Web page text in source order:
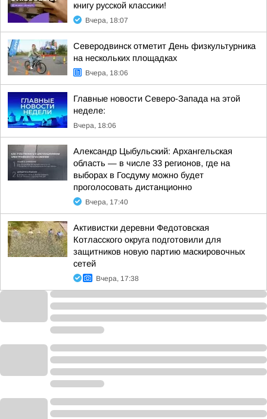
книгу русской классики!
Вчера, 18:07
Северодвинск отметит День физкультурника
на нескольких площадках
Вчера, 18:06
Главные новости Северо-Запада на этой
неделе:
Вчера, 18:06
Александр Цыбульский: Архангельская
область — в числе 33 регионов, где на
выборах в Госдуму можно будет
проголосовать дистанционно
Вчера, 17:40
Активистки деревни Федотовская
Котласского округа подготовили для
защитников новую партию маскировочных
сетей
Вчера, 17:38